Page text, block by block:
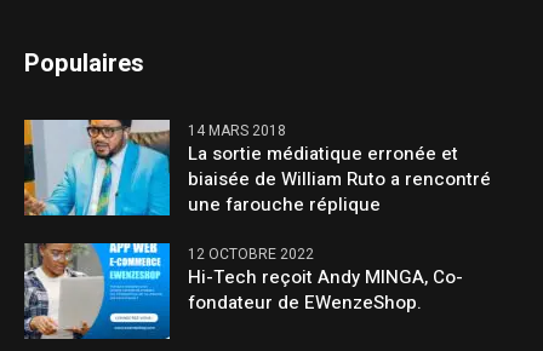
Populaires
14 MARS 2018
La sortie médiatique erronée et
biaisée de William Ruto a rencontré
une farouche réplique
12 OCTOBRE 2022
Hi-Tech reçoit Andy MINGA, Co-
fondateur de EWenzeShop.